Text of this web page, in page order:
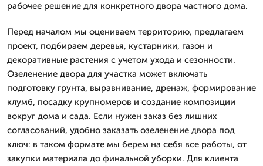
рабочее решение для конкретного двора частного дома.
Перед началом мы оцениваем территорию, предлагаем
проект, подбираем деревья, кустарники, газон и
декоративные растения с учетом ухода и сезонности.
Озеленение двора для участка может включать
подготовку грунта, выравнивание, дренаж, формирование
клумб, посадку крупномеров и создание композиции
вокруг дома и сада. Если нужен заказ без лишних
согласований, удобно заказать озеленение двора под
ключ: в таком формате мы берем на себя все работы, от
закупки материала до финальной уборки. Для клиента